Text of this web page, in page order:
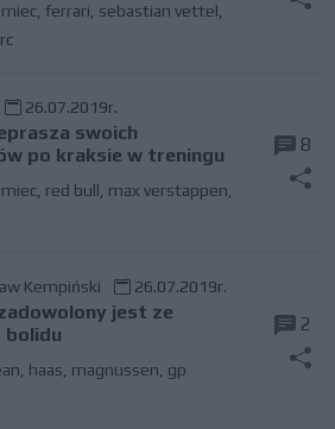
, ferrari sebastian vettel
26.07.2019r.
swoich
po kraksie w treningu
, red bull max verstappen
8
Kempiński 26.07.2019r.
jest ze
haas magnussen gp
2